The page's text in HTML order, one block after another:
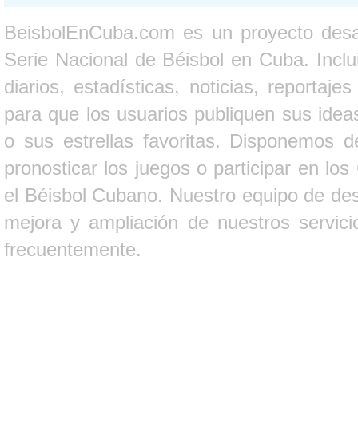
BeisbolEnCuba.com es un proyecto
Serie Nacional de Béisbol en Cuba.
diarios, estadísticas, noticias,
para que los usuarios publiquen sus
o sus estrellas favoritas. Disponemos
pronosticar los juegos o participar en
el Béisbol Cubano. Nuestro equipo de
mejora y ampliación de nuestros
frecuentemente.